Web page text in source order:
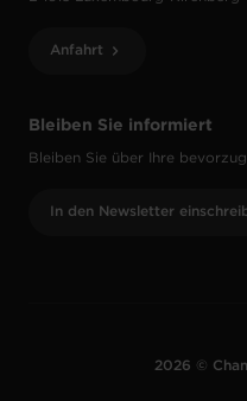
Bleiben Sie informiert
Bleiben Sie über Ihre
In den Newsletter
Anfahrt
2026 ©